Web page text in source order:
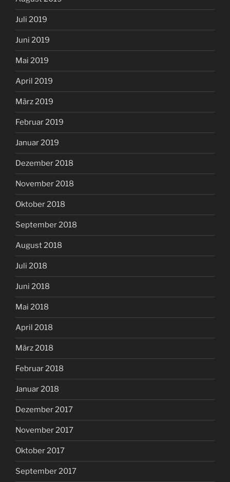
Juli 2019
Juni 2019
Mai 2019
April 2019
März 2019
Februar 2019
Januar 2019
Dezember 2018
November 2018
Oktober 2018
September 2018
August 2018
Juli 2018
Juni 2018
Mai 2018
April 2018
März 2018
Februar 2018
Januar 2018
Dezember 2017
November 2017
Oktober 2017
September 2017